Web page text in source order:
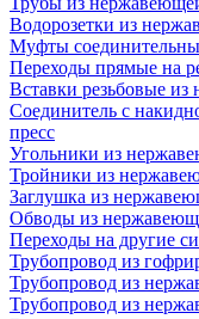
Водорозетки из
Муфты
Переходы прямые на
Вставки резьбовые
Соединитель с
пресс
Угольники из
Тройники из
Заглушка из
Обводы из
Переходы на другие
Трубопровод из
Трубопровод из
Трубопровод из